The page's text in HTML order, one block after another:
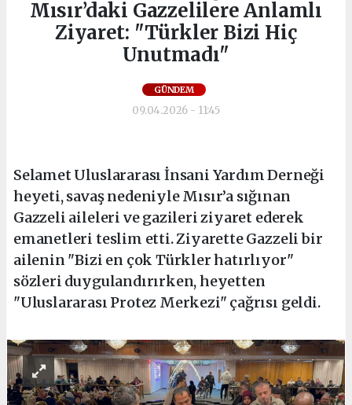
Mısır’daki Gazzelilere Anlamlı
Ziyaret: "Türkler Bizi Hiç
Unutmadı"
GÜNDEM
09.04.2026 - 11:45
Selamet Uluslararası İnsani Yardım Derneği
heyeti, savaş nedeniyle Mısır’a sığınan
Gazzeli aileleri ve gazileri ziyaret ederek
emanetleri teslim etti. Ziyarette Gazzeli bir
ailenin "Bizi en çok Türkler hatırlıyor"
sözleri duygulandırırken, heyetten
"Uluslararası Protez Merkezi" çağrısı geldi.